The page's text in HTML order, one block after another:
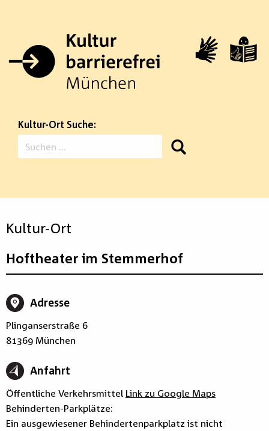
Kultur-Ort Suche:
Suchen
nach:
Kultur-Ort
Hoftheater im Stemmerhof
Adresse
Plinganserstraße 6
81369 München
Anfahrt
Öffentliche Verkehrsmittel Link zu Google Maps
Behinderten-Parkplätze:
Ein ausgewiesener Behindertenparkplatz ist nicht